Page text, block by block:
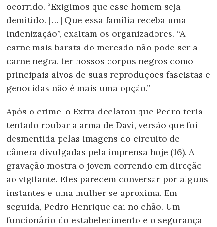
ocorrido. “Exigimos que esse homem seja
demitido. […] Que essa família receba uma
indenização”, exaltam os organizadores. “A
carne mais barata do mercado não pode ser a
carne negra, ter nossos corpos negros como
principais alvos de suas reproduções fascistas e
genocidas não é mais uma opção.”
Após o crime, o Extra declarou que Pedro teria
tentado roubar a arma de Davi, versão que foi
desmentida pelas imagens do circuito de
câmera divulgadas pela imprensa hoje (16). A
gravação mostra o jovem correndo em direção
ao vigilante. Eles parecem conversar por alguns
instantes e uma mulher se aproxima. Em
seguida, Pedro Henrique cai no chão. Um
funcionário do estabelecimento e o segurança